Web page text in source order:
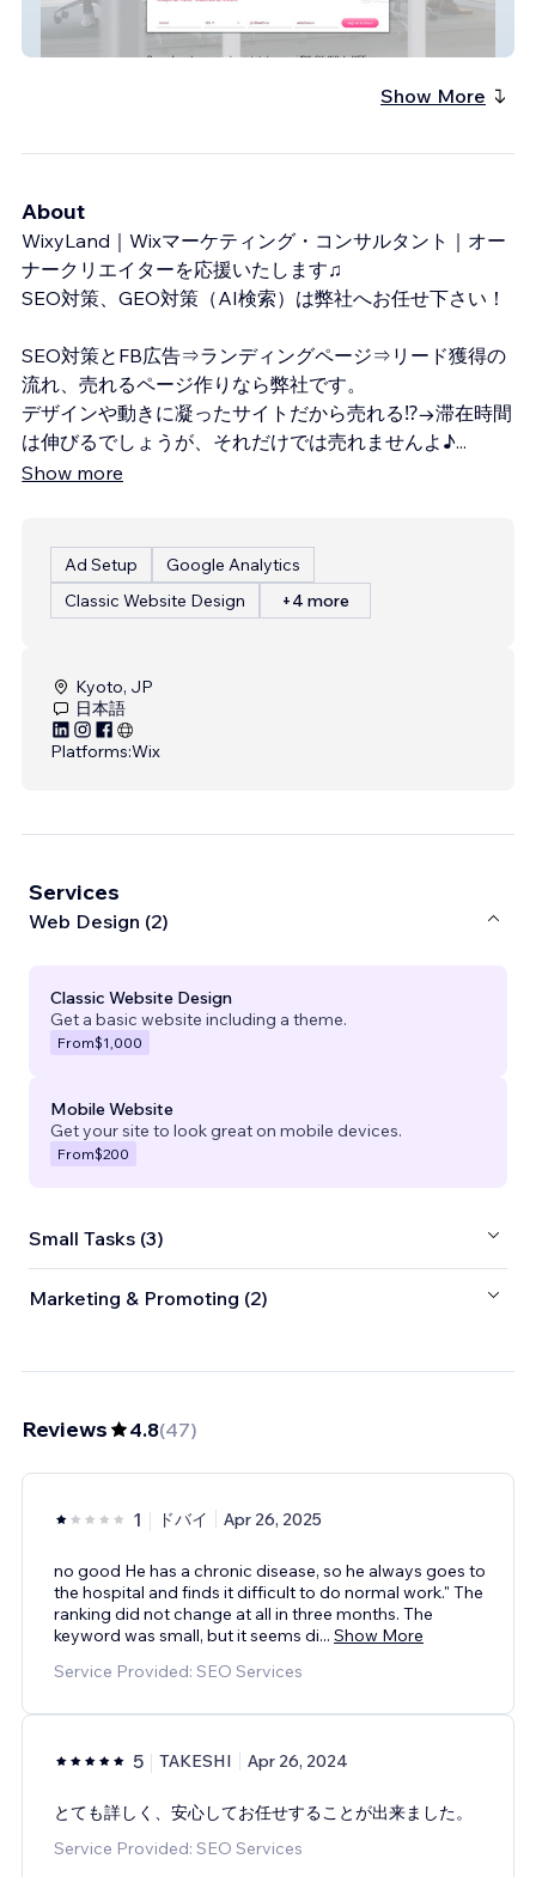
IKEF：国際貿易経済連盟
Show More
About
WixyLand｜Wixマーケティング・コンサルタント｜オー
ナークリエイターを応援いたします♫
SEO対策、GEO対策（AI検索）は弊社へお任せ下さい！
SEO対策とFB広告⇒ランディングページ⇒リード獲得の
流れ、売れるページ作りなら弊社です。
デザインや動きに凝ったサイトだから売れる⁉→滞在時間
は伸びるでしょうが、それだけでは売れませんよ♪...
Show more
Ad Setup
Google Analytics
Classic Website Design
+4 more
Kyoto, JP
日本語
Platforms:Wix
Services
Web Design (2)
Classic Website Design
Get a basic website including a theme.
From$1,000
Mobile Website
Get your site to look great on mobile devices.
From$200
Small Tasks (3)
Marketing & Promoting (2)
Reviews 4.8(47)
1 ドバイ Apr 26, 2025
no good He has a chronic disease, so he always goes to
the hospital and finds it difficult to do normal work." The
ranking did not change at all in three months. The
keyword was small, but it seems di... Show More
Service Provided: SEO Services
5 TAKESHI Apr 26, 2024
とても詳しく、安心してお任せすることが出来ました。
Service Provided: SEO Services